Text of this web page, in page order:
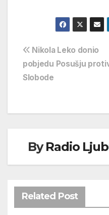
Navigacija
objava
Nikola Leko donio
pobjedu Posušju
Slobode
ByRadio
Related Post